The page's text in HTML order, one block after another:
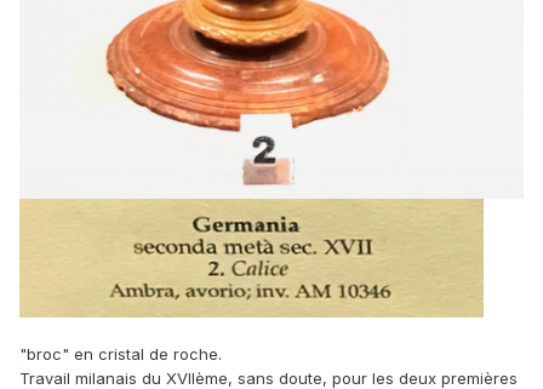
"broc" en cristal de roche.
Travail milanais du XVIIème, sans doute, pour les deux premières